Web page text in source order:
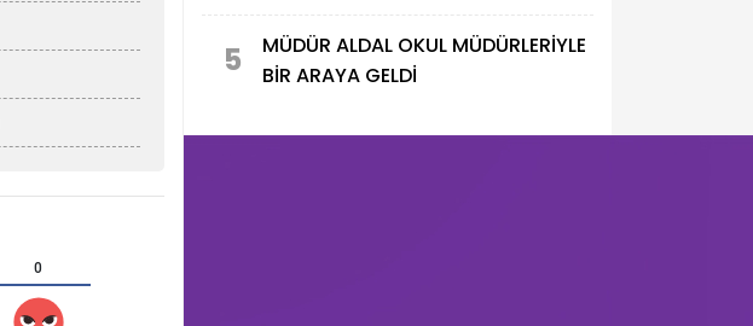
0
5
MÜDÜR ALDAL OKUL MÜDÜRLERİYLE
BİR ARAYA GELDİ